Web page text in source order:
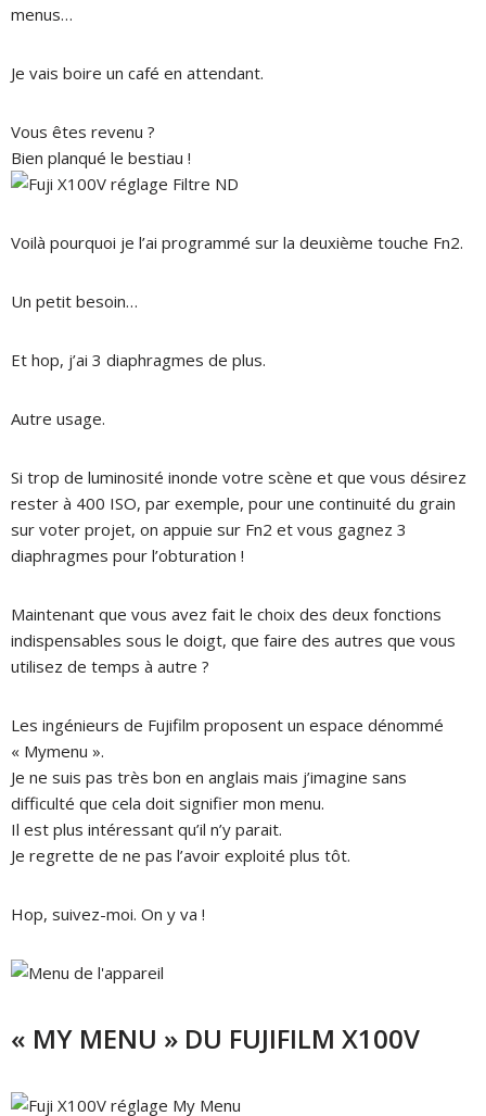
menus…
Je vais boire un café en attendant.
Vous êtes revenu ?
Bien planqué le bestiau !
Voilà pourquoi je l’ai programmé sur la deuxième touche Fn2.
Un petit besoin…
Et hop, j’ai 3 diaphragmes de plus.
Autre usage.
Si trop de luminosité inonde votre scène et que vous désirez
rester à 400 ISO, par exemple, pour une continuité du grain
sur voter projet, on appuie sur Fn2 et vous gagnez 3
diaphragmes pour l’obturation !
Maintenant que vous avez fait le choix des deux fonctions
indispensables sous le doigt, que faire des autres que vous
utilisez de temps à autre ?
Les ingénieurs de Fujifilm proposent un espace dénommé
« Mymenu ».
Je ne suis pas très bon en anglais mais j’imagine sans
difficulté que cela doit signifier mon menu.
Il est plus intéressant qu’il n’y parait.
Je regrette de ne pas l’avoir exploité plus tôt.
Hop, suivez-moi. On y va !
« MY MENU » DU FUJIFILM X100V